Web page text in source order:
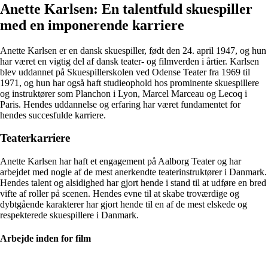
Anette Karlsen: En talentfuld skuespiller
med en imponerende karriere
Anette Karlsen er en dansk skuespiller, født den 24. april 1947, og hun
har været en vigtig del af dansk teater- og filmverden i årtier. Karlsen
blev uddannet på Skuespillerskolen ved Odense Teater fra 1969 til
1971, og hun har også haft studieophold hos prominente skuespillere
og instruktører som Planchon i Lyon, Marcel Marceau og Lecoq i
Paris. Hendes uddannelse og erfaring har været fundamentet for
hendes succesfulde karriere.
Teaterkarriere
Anette Karlsen har haft et engagement på Aalborg Teater og har
arbejdet med nogle af de mest anerkendte teaterinstruktører i Danmark.
Hendes talent og alsidighed har gjort hende i stand til at udføre en bred
vifte af roller på scenen. Hendes evne til at skabe troværdige og
dybtgående karakterer har gjort hende til en af de mest elskede og
respekterede skuespillere i Danmark.
Arbejde inden for film